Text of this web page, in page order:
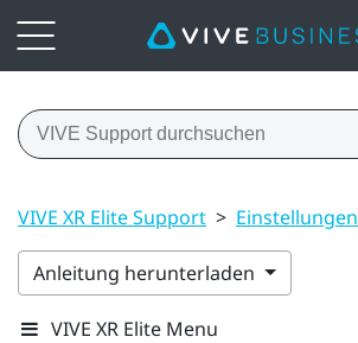
VIVE XR Elite Support > Einstellungen
Anleitung herunterladen
VIVE XR Elite Menu